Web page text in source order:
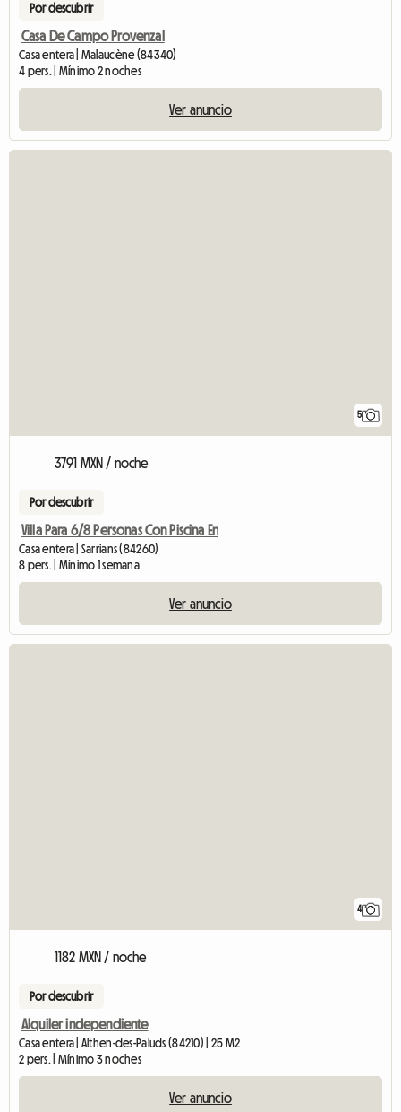
Por descubrir
Casa De Campo Provenzal
Casa entera | Malaucène (84340)
4 pers. | Mínimo 2 noches
Ver anuncio
5
3791 MXN / noche
Por descubrir
Villa Para 6/8 Personas Con Piscina En
Casa entera | Sarrians (84260)
8 pers. | Mínimo 1 semana
Ver anuncio
4
1182 MXN / noche
Por descubrir
Alquiler independiente
Casa entera | Althen-des-Paluds (84210) | 25 M2
2 pers. | Mínimo 3 noches
Ver anuncio